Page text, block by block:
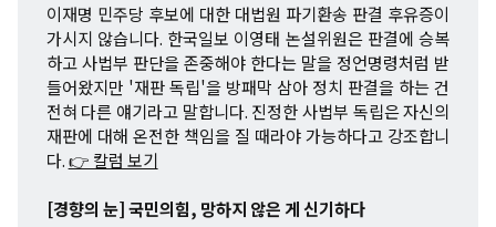
이재명 민주당 후보에 대한 대법원 파기환송 판결 후유증이
가시지 않습니다. 한국일보 이영태 논설위원은 판결에 승복
하고 사법부 판단을 존중해야 한다는 말을 정언명령처럼 받
들어왔지만 '재판 독립'을 방패막 삼아 정치 판결을 하는 건
전혀 다른 얘기라고 말합니다. 진정한 사법부 독립은 자신의
재판에 대해 온전한 책임을 질 때라야 가능하다고 강조합니
다.👉 칼럼 보기
[경향의 눈] 국민의힘, 망하지 않은 게 신기하다